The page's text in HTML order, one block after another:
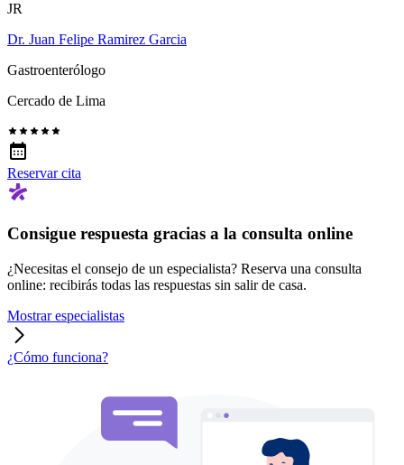
JR
Dr. Juan Felipe Ramirez Garcia
Gastroenterólogo
Cercado de Lima
Reservar cita
Consigue respuesta gracias a la consulta online
¿Necesitas el consejo de un especialista? Reserva una consulta
online: recibirás todas las respuestas sin salir de casa.
Mostrar especialistas
¿Cómo funciona?